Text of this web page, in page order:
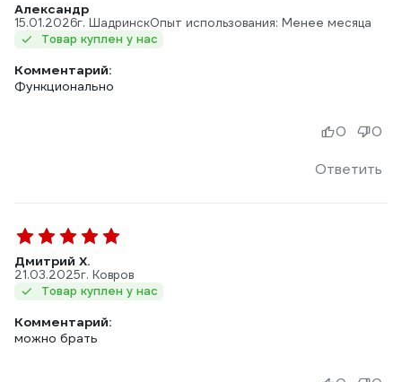
Александр
15.01.2026г. ШадринскОпыт использования: Менее месяца
Товар куплен у нас
Комментарий:
Функционально
Ответить
0 0
Дмитрий Х.
21.03.2025г. Ковров
Товар куплен у нас
Комментарий:
можно брать